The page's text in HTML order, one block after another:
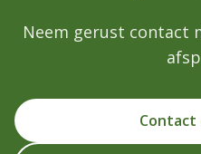
Neem gerust contact
Contact